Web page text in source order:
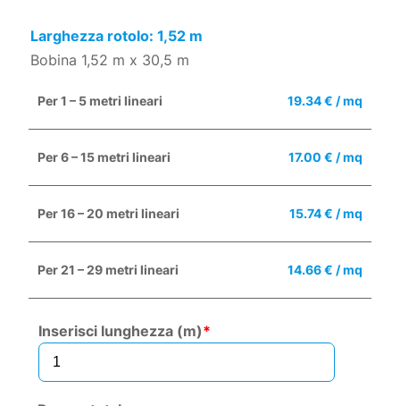
Larghezza rotolo: 1,52 m
Bobina 1,52 m x 30,5 m
Per 1 – 5 metri lineari 19.34 € / mq
Per 6 – 15 metri lineari 17.00 € / mq
Per 16 – 20 metri lineari 15.74 € / mq
Per 21 – 29 metri lineari 14.66 € / mq
Inserisci lunghezza (m)*